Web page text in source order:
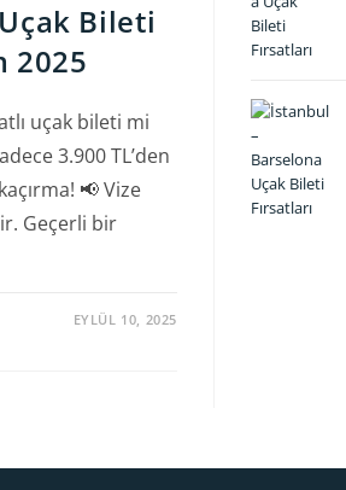
Bileti
2025
uçak bileti mi
3.900 TL’den
📢 Vize
Geçerli bir
EYLÜL 10, 2025